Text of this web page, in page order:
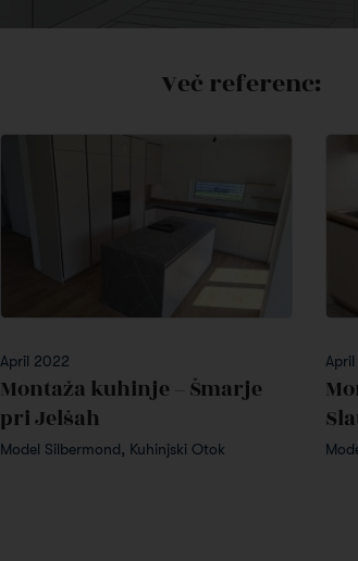
Več referenc:
April 2022
Montaža kuhinje – Šmarje
pri Jelšah
Model Silbermond, Kuhinjski Otok